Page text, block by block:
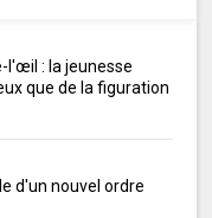
l'œil : la jeunesse
que de la figuration
d'un nouvel ordre